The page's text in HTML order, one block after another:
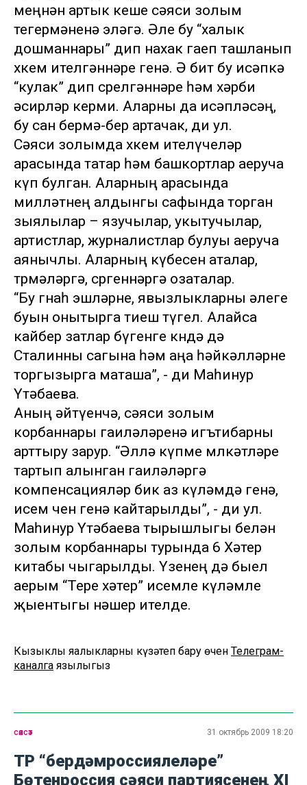
меңнән артык кеше сәяси золым
тегермәненә эләгә. Әле бу “халык
дошманнары” дип нахак гаеп ташланып
хөкем ителгәннәре генә. Ә бит бу исәпкә
“кулак” дип сөрелгәннәре һәм хәрби
әсирләр керми. Аларны да исәпләсәң,
бу сан бермә-бер артачак, ди ул.
Сәяси золымда хөкем ителүчеләр
арасында татар һәм башкортлар аеруча
күп булган. Аларның арасында
милләтнең алдынгы сафында торган
зыялылар – язучылар, укытучылар,
артистлар, журналистлар булуы аеруча
аянычлы. Аларның күбесен аталар,
төрмәләргә, сөргеннәргә озаталар.
“Бу гөнаһ эшләрне, явызлыкларны әлеге
буын онытырга тиеш түгел. Алайса
кайбер затлар бүгенге көндә дә
Сталинны сагына һәм аңа һәйкәлләрне
торгызырга маташа”, - ди Маһинур
Үтәбаева.
Аның әйтүенчә, сәяси золым
корбаннары гаиләләренә игътибарны
арттыру зарур. “Әллә күпме мөлкәтләре
тартып алынган гаиләләргә
компенсацияләр бик аз күләмдә генә,
исем өчен генә кайтарылды”, - ди ул.
Маһинур Үтәбаева тырышлыгы белән
золым корбаннары турында 6 Хәтер
китабы чыгарылды. Үзенең дә быел
аерым “Тере хәтер” исемле күләмле
җыентыгы нәшер ителде.
Кызыклы яңалыкларны күзәтеп бару өчен Телеграм-
каналга язылыгыз
сәясәт 31 октябрь 2009 18:20
ТР “бердәмроссиялеләре”
Бөтенроссия сәяси партиясенең XI